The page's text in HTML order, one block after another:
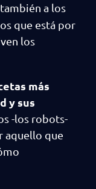
a los
que está por
los
más
y sus
-los robots-
aquello que